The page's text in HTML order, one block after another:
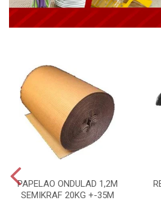
PAPELAO ONDULAD 1,2M
SEMIKRAF 20KG +-35M